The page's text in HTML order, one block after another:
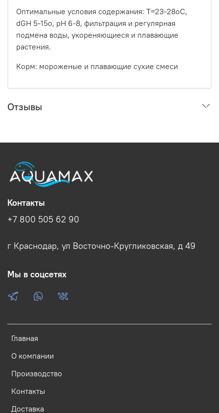
Оптимальные условия содержания: Т=23-28оС,
dGH 5-15о, рН 6-8, фильтрация и регулярная
подмена воды, укореняющиеся и плавающие
растения.
Корм: мороженые и плавающие сухие смеси
Отзывы
Главная
О компании
Производство
Контакты
Доставка
Контакты
+7 800 505 62 90
г Краснодар, ул Восточно-Кругликовская, д 49
Мы в соцсетях